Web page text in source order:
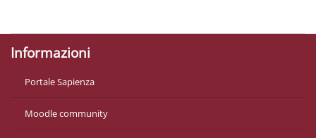
Informazioni
Portale Sapienza
Moodle community